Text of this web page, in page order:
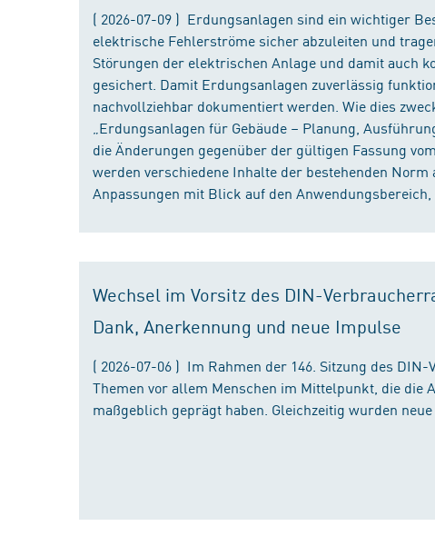
( 2026-07-09 ) Erdungsanlagen sind ein wichtiger
elektrische Fehlerströme sicher abzuleiten und
Störungen der elektrischen Anlage und damit auch
gesichert. Damit Erdungsanlagen zuverlässig
nachvollziehbar dokumentiert werden. Wie dies
„Erdungsanlagen für Gebäude – Planung,
die Änderungen gegenüber der gültigen Fassung
werden verschiedene Inhalte der bestehenden
Anpassungen mit Blick auf den
Wechsel im Vorsitz des DIN-
Dank, Anerkennung und neue Impulse
( 2026-07-06 ) Im Rahmen der 146. Sitzung des
Themen vor allem Menschen im Mittelpunkt, die die
maßgeblich geprägt haben. Gleichzeitig wurden